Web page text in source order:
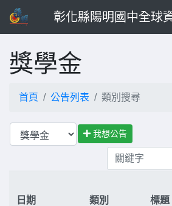
彰化縣陽明國中全球
獎學金
首頁 公告列表 類別搜尋
我想公告
日期 類別 標題